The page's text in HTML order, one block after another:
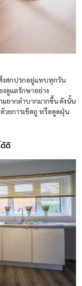
งสกปรกอยู่แทบทุกวัน
ดูแลรักษาอย่าง
มยากลำบากมากขึ้น ดังนั้น
วยการเช็ดถู หรือดูดฝุ่น
ดี